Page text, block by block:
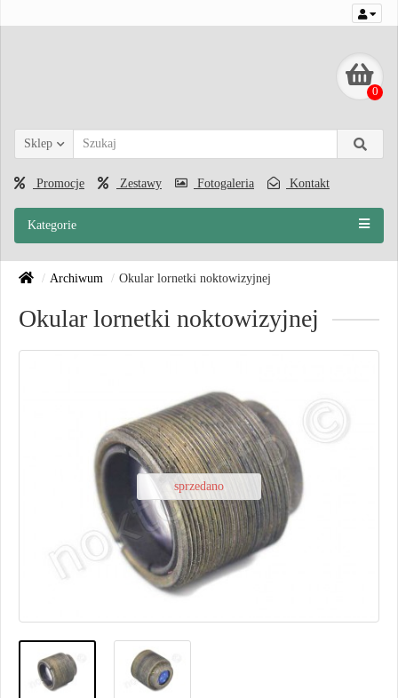
0
Sklep
Promocje Zestawy Fotogaleria Kontakt
Kategorie
Archiwum Okular lornetki noktowizyjnej
Okular lornetki noktowizyjnej
sprzedano